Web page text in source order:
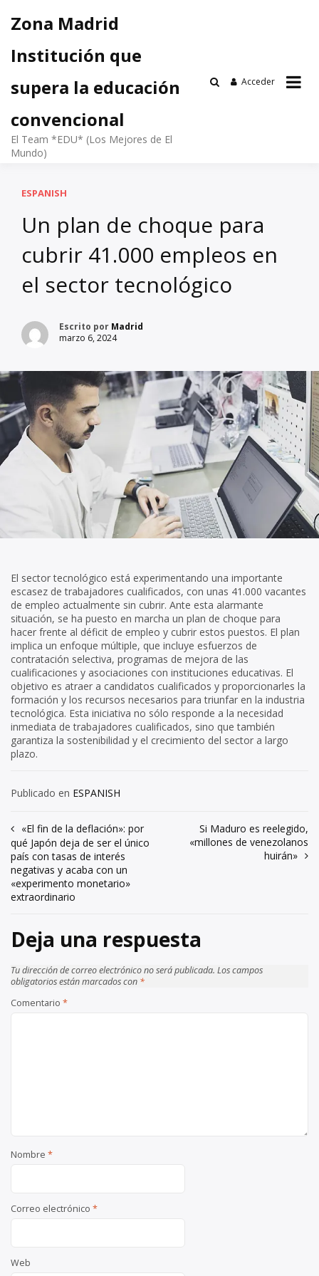
contenido
Zona Madrid
Institución que
supera la educación
convencional
El Team *EDU* (Los Mejores de El
Mundo)
Acceder
ESPANISH
Un plan de choque para
cubrir 41.000 empleos en
el sector tecnológico
Escrito por Madrid
marzo 6, 2024
El sector tecnológico está experimentando una importante
escasez de trabajadores cualificados, con unas 41.000 vacantes
de empleo actualmente sin cubrir. Ante esta alarmante
situación, se ha puesto en marcha un plan de choque para
hacer frente al déficit de empleo y cubrir estos puestos. El plan
implica un enfoque múltiple, que incluye esfuerzos de
contratación selectiva, programas de mejora de las
cualificaciones y asociaciones con instituciones educativas. El
objetivo es atraer a candidatos cualificados y proporcionarles la
formación y los recursos necesarios para triunfar en la industria
tecnológica. Esta iniciativa no sólo responde a la necesidad
inmediata de trabajadores cualificados, sino que también
garantiza la sostenibilidad y el crecimiento del sector a largo
plazo.
Publicado en ESPANISH
Navegación
de
entradas
«El fin de la deflación»: por
qué Japón deja de ser el único
país con tasas de interés
negativas y acaba con un
«experimento monetario»
extraordinario
Si Maduro es reelegido,
«millones de venezolanos
huirán»
Deja una respuesta
Tu dirección de correo electrónico no será publicada. Los campos
obligatorios están marcados con *
Comentario *
Nombre *
Correo electrónico *
Web